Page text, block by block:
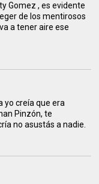
Gomez , es evidente
de los mentirosos
a tener aire ese
yo creía que era
Pinzón, te
no asustás a nadie.